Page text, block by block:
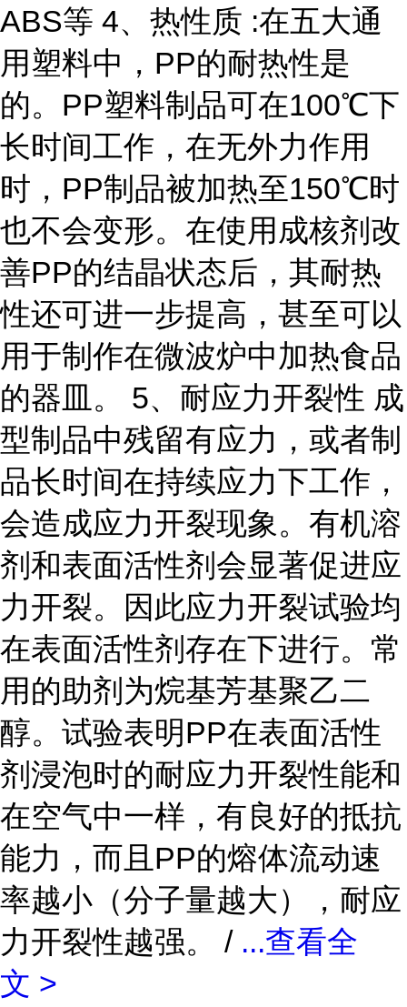
ABS等 4、热性质 :在五大通
用塑料中，PP的耐热性是
的。PP塑料制品可在100℃下
长时间工作，在无外力作用
时，PP制品被加热至150℃时
也不会变形。在使用成核剂改
善PP的结晶状态后，其耐热
性还可进一步提高，甚至可以
用于制作在微波炉中加热食品
的器皿。 5、耐应力开裂性 成
型制品中残留有应力，或者制
品长时间在持续应力下工作，
会造成应力开裂现象。有机溶
剂和表面活性剂会显著促进应
力开裂。因此应力开裂试验均
在表面活性剂存在下进行。常
用的助剂为烷基芳基聚乙二
醇。试验表明PP在表面活性
剂浸泡时的耐应力开裂性能和
在空气中一样，有良好的抵抗
能力，而且PP的熔体流动速
率越小（分子量越大），耐应
力开裂性越强。 / ...查看全
文 >